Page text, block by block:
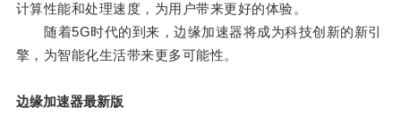
计算性能和处理速度，为用户带来更好的体验。
随着5G时代的到来，边缘加速器将成为科技创新的新引
擎，为智能化生活带来更多可能性。
边缘加速器最新版